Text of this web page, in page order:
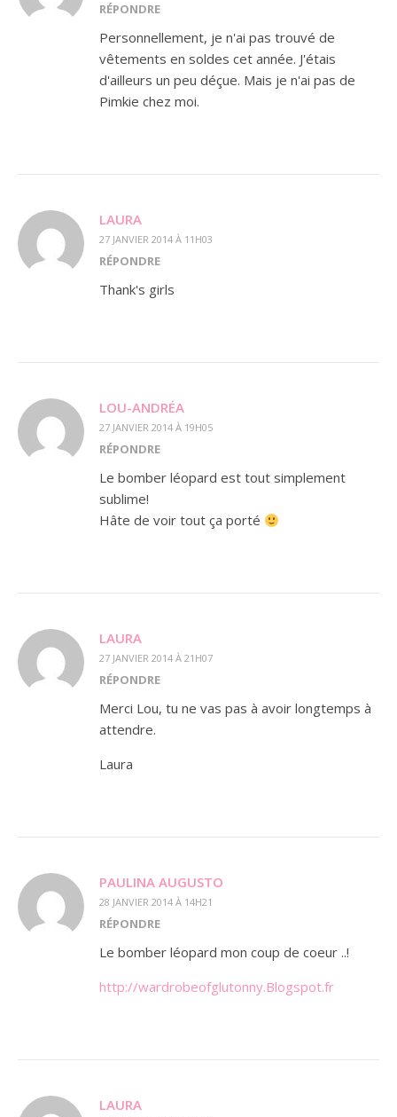
RÉPONDRE
Personnellement, je n'ai pas trouvé de
vêtements en soldes cet année. J'étais
d'ailleurs un peu déçue. Mais je n'ai pas de
Pimkie chez moi.
LAURA
27 JANVIER 2014 À 11H03
RÉPONDRE
Thank's girls
LOU-ANDRÉA
27 JANVIER 2014 À 19H05
RÉPONDRE
Le bomber léopard est tout simplement
sublime!
Hâte de voir tout ça porté
LAURA
27 JANVIER 2014 À 21H07
RÉPONDRE
Merci Lou, tu ne vas pas à avoir longtemps à
attendre.
Laura
PAULINA AUGUSTO
28 JANVIER 2014 À 14H21
RÉPONDRE
Le bomber léopard mon coup de coeur ..!
http://wardrobeofglutonny.Blogspot.fr
LAURA